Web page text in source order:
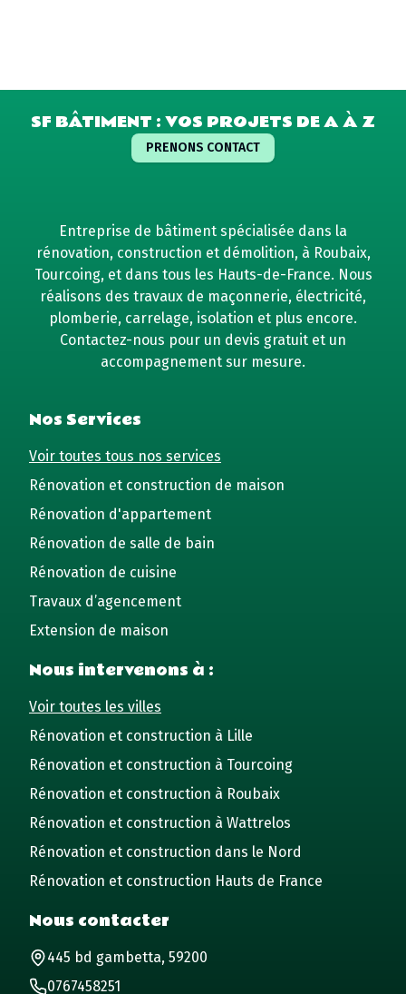
SF BÂTIMENT : VOS PROJETS DE A À Z
PRENONS CONTACT
Entreprise de bâtiment spécialisée dans la
rénovation, construction et démolition, à Roubaix,
Tourcoing, et dans tous les Hauts-de-France. Nous
réalisons des travaux de maçonnerie, électricité,
plomberie, carrelage, isolation et plus encore.
Contactez-nous pour un devis gratuit et un
accompagnement sur mesure.
Nos Services
Voir toutes tous nos services
Rénovation et construction de maison
Rénovation d'appartement
Rénovation de salle de bain
Rénovation de cuisine
Travaux d’agencement
Extension de maison
Nous intervenons à :
Voir toutes les villes
Rénovation et construction à Lille
Rénovation et construction à Tourcoing
Rénovation et construction à Roubaix
Rénovation et construction à Wattrelos
Rénovation et construction dans le Nord
Rénovation et construction Hauts de France
Nous contacter
445 bd gambetta, 59200
0767458251